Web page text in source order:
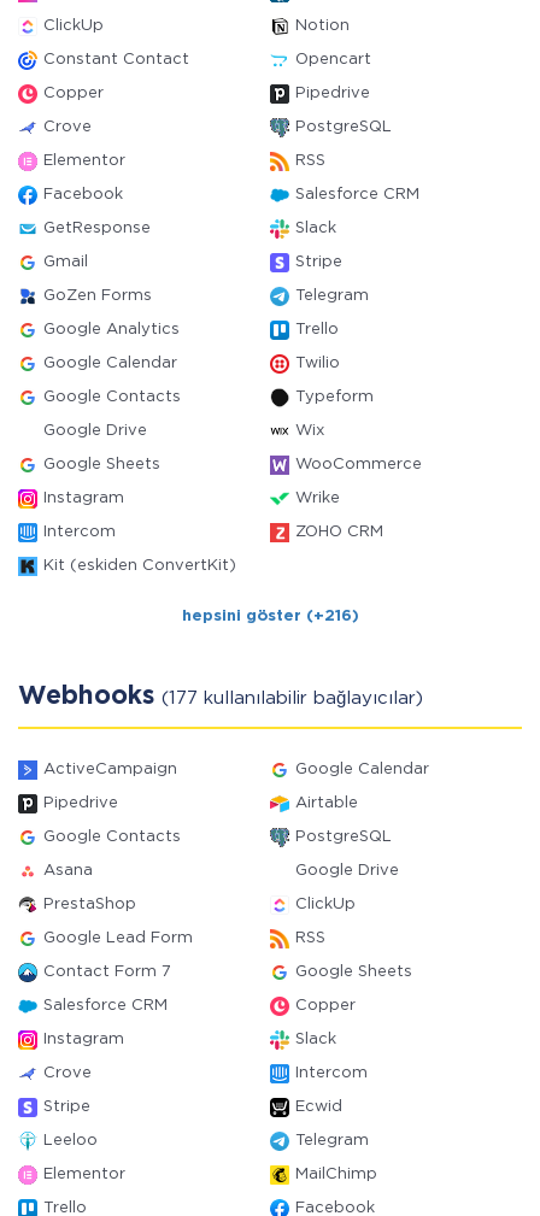
ClickUp Notion
Constant Contact Opencart
Copper Pipedrive
Crove PostgreSQL
Elementor RSS
Facebook Salesforce CRM
GetResponse Slack
Gmail Stripe
GoZen Forms Telegram
Google Analytics Trello
Google Calendar Twilio
Google Contacts Typeform
Google Drive Wix
Google Sheets WooCommerce
Instagram Wrike
Intercom ZOHO CRM
Kit (eskiden ConvertKit)
hepsini göster (+216)
Webhooks (177 kullanılabilir bağlayıcılar)
ActiveCampaign Google Calendar
Pipedrive Airtable
Google Contacts PostgreSQL
Asana Google Drive
PrestaShop ClickUp
Google Lead Form RSS
Contact Form 7 Google Sheets
Salesforce CRM Copper
Instagram Slack
Crove Intercom
Stripe Ecwid
Leeloo Telegram
Elementor MailChimp
Trello Facebook